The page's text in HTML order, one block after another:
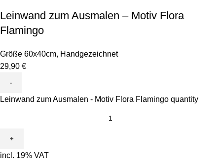
Leinwand zum Ausmalen – Motiv Flora
Flamingo
Größe 60x40cm, Handgezeichnet
29,90 €
Leinwand zum Ausmalen - Motiv Flora Flamingo quantity
incl. 19% VAT